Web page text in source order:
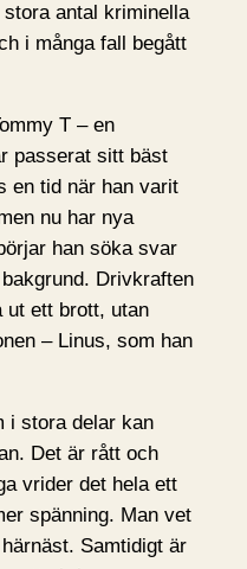
antal kriminella
i många fall begått
T – en
passerat sitt bäst
en tid när han varit
nu har nya
han söka svar
Drivkraften
ut ett brott, utan
– Linus, som han
i stora delar kan
Det är rått och
vrider det hela ett
spänning. Man vet
Samtidigt är